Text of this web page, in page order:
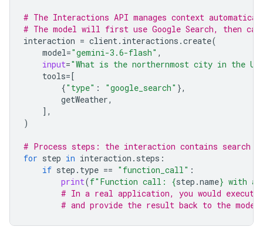
# The Interactions API manages context
# The model will first use Google Search, then
interaction = client. interactions .create(
model="gemini-3.6-flash" ,
input="What is the northernmost city in the
tools=[
{"type" : "google_search" },
getWeather,
],
)
# Process steps: the interaction contains search
for step in interaction . steps :
if step . type == "function_call" :
print(f"Function call: {step .name} with
# In a real application, you would
# and provide the result back to the